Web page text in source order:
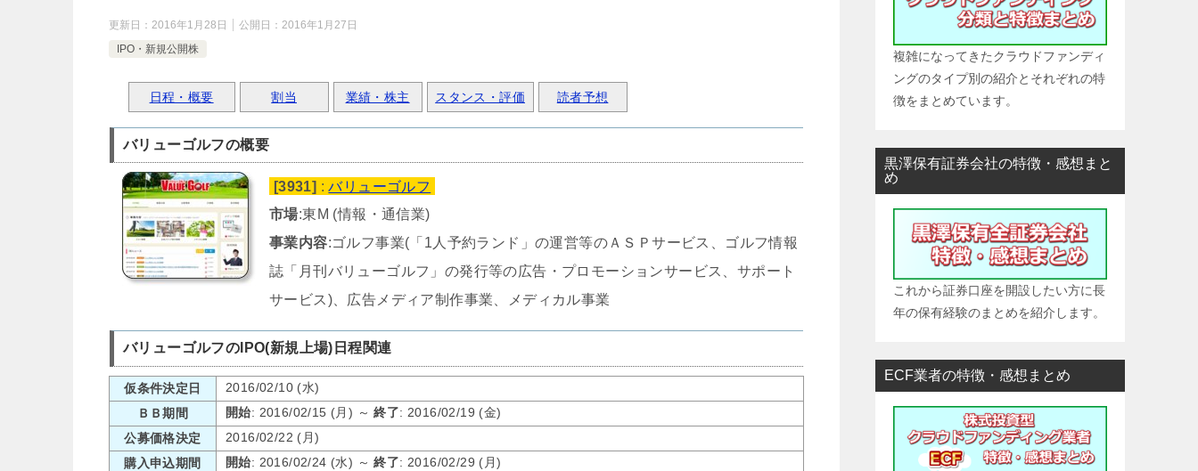
更新日： 2016年1月28日 公開日： 2016年1月27日
IPO・新規公開株
日程・概要 割当 業績・株主 スタンス・評価 読者予想
バリューゴルフの概要
[3931] : バリューゴルフ
市場:東M (情報・通信業)
事業内容:ゴルフ事業(「1人予約ランド」の運営等のＡＳＰサービス、ゴルフ情報
誌「月刊バリューゴルフ」の発行等の広告・プロモーションサービス、サポート
サービス)、広告メディア制作事業、メディカル事業
バリューゴルフのIPO(新規上場)日程関連
仮条件決定日
2016/02/10 (水)
ＢＢ期間
開始: 2016/02/15 (月) ～終了: 2016/02/19 (金)
公募価格決定
2016/02/22 (月)
購入申込期間
開始: 2016/02/24 (水) ～終了: 2016/02/29 (月)
複雑になってきたクラウドファンディ
ングのタイプ別の紹介とそれぞれの特
徴をまとめています。
黒澤保有証券会社の特徴・感想まと
め
これから証券口座を開設したい方に長
年の保有経験のまとめを紹介します。
ECF業者の特徴・感想まとめ